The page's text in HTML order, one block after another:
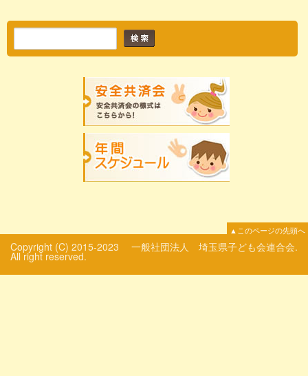
▲このページの先頭へ
Copyright (C) 2015-2023 一般社団法人 埼玉県子ども会連合会.
All right reserved.